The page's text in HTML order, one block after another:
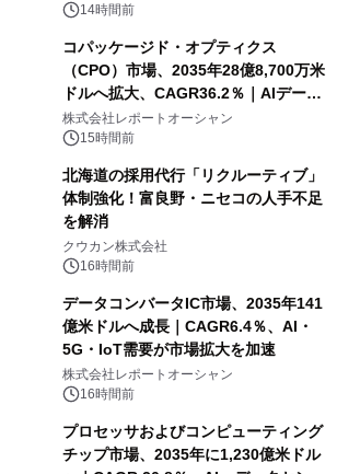
14時間前
コパッケージド・オプティクス
（CPO）市場、2035年28億8,700万米
ドルへ拡大、CAGR36.2％｜AIデータ
センター・高速光通信需要が成長を加
速
株式会社レポートオーシャン
15時間前
北海道の採用代行「リクルーティブ」
体制強化！富良野・ニセコの人手不足
を解消
クウカン株式会社
16時間前
データコンバータIC市場、2035年141
億米ドルへ成長｜CAGR6.4％、AI・
5G・IoT需要が市場拡大を加速
株式会社レポートオーシャン
16時間前
プロセッサおよびコンピューティング
チップ市場、2035年に1,230億米ドル